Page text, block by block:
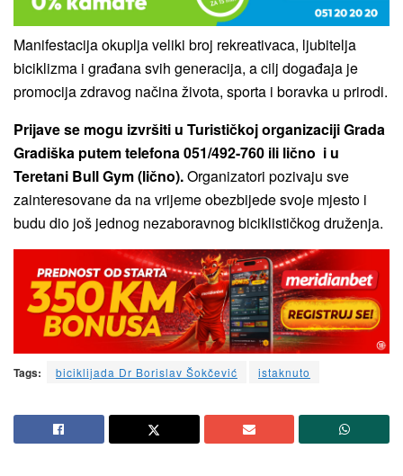
Manifestacija okuplja veliki broj rekreativaca, ljubitelja
biciklizma i građana svih generacija, a cilj događaja je
promocija zdravog načina života, sporta i boravka u prirodi.
Prijave se mogu izvršiti u Turističkoj organizaciji Grada
Gradiška putem telefona 051/492-760 ili lično i u
Teretani Bull Gym (lično).Organizatori pozivaju sve
zainteresovane da na vrijeme obezbijede svoje mjesto i
budu dio još jednog nezaboravnog biciklističkog druženja.
Tags: biciklijada Dr Borislav Šokčević istaknuto